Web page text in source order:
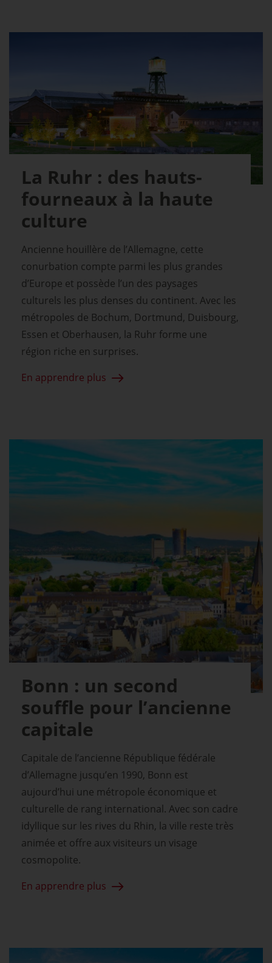
La Ruhr : des hauts-
fourneaux à la haute
culture
Ancienne houillère de l’Allemagne, cette
conurbation compte parmi les plus grandes
d’Europe et possède l’un des paysages
culturels les plus denses du continent. Avec les
métropoles de Bochum, Dortmund, Duisbourg,
Essen et Oberhausen, la Ruhr forme une
région riche en surprises.
En apprendre plus
Bonn : un second
souffle pour l’ancienne
capitale
Capitale de l’ancienne République fédérale
d’Allemagne jusqu’en 1990, Bonn est
aujourd’hui une métropole économique et
culturelle de rang international. Avec son cadre
idyllique sur les rives du Rhin, la ville reste très
animée et offre aux visiteurs un visage
cosmopolite.
En apprendre plus